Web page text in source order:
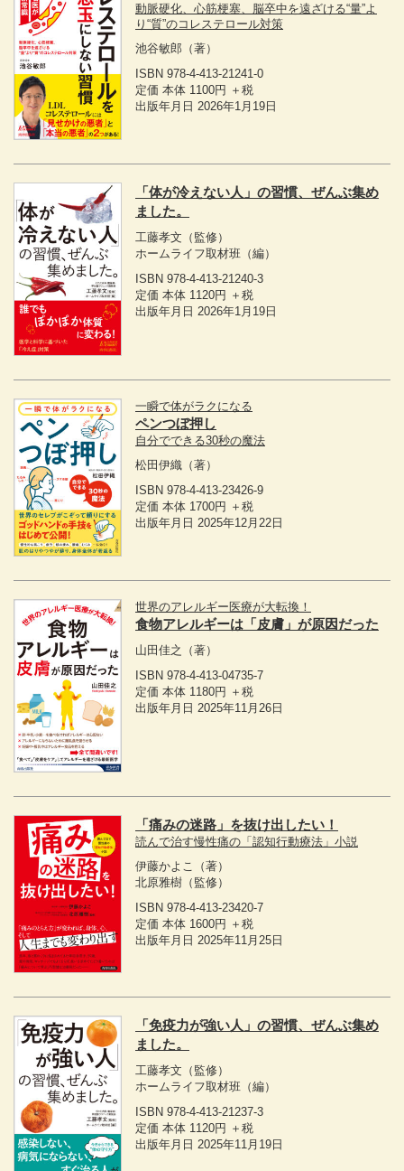
動脈硬化、心筋梗塞、脳卒中を遠ざける“量”よ
り“質”のコレステロール対策
池谷敏郎 （著）
ISBN 978-4-413-21241-0
定価 本体 1100円 ＋税
出版年月日 2026年1月19日
「体が冷えない人」の習慣、ぜんぶ集め
ました。
工藤孝文 （監修）
ホームライフ取材班 （編）
ISBN 978-4-413-21240-3
定価 本体 1120円 ＋税
出版年月日 2026年1月19日
一瞬で体がラクになる
ペンつぼ押し
自分でできる30秒の魔法
松田伊織 （著）
ISBN 978-4-413-23426-9
定価 本体 1700円 ＋税
出版年月日 2025年12月22日
世界のアレルギー医療が大転換！
食物アレルギーは「皮膚」が原因だった
山田佳之
（著）
ISBN 978-4-413-04735-7
定価 本体 1180円 ＋税
出版年月日 2025年11月26日
「痛みの迷路」を抜け出したい！
読んで治す慢性痛の「認知行動療法」小説
伊藤かよこ
（著）
北原雅樹 （監修）
ISBN 978-4-413-23420-7
定価 本体 1600円 ＋税
出版年月日 2025年11月25日
「免疫力が強い人」の習慣、ぜんぶ集め
ました。
工藤孝文 （監修）
ホームライフ取材班 （編）
ISBN 978-4-413-21237-3
定価 本体 1120円 ＋税
出版年月日 2025年11月19日